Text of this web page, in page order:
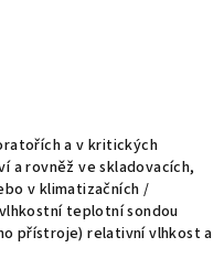
a v kritických
a rovněž ve skladovacích,
v klimatizačních /
teplotní sondou
přístroje) relativní vlhkost a